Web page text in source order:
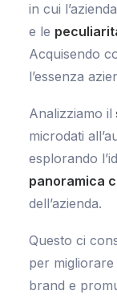
in cui
e le
Acquisendo
l’essenza
Analizziamo il
microdati
esplorando
panoramica
dell’azienda.
Questo ci
per
brand e